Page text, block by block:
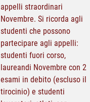
appelli straordinari
Novembre. Si ricorda agli
studenti che possono
partecipare agli appelli:
studenti fuori corso,
laureandi Novembre con 2
esami in debito (escluso il
tirocinio) e studenti